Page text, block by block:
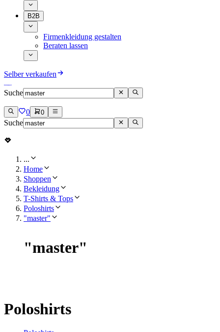
B2B
Firmenkleidung gestalten
Beraten lassen
Selber verkaufen
Suche
0 0
Suche
...
Home
Shoppen
Bekleidung
T-Shirts & Tops
Poloshirts
"master"
"master"
Poloshirts